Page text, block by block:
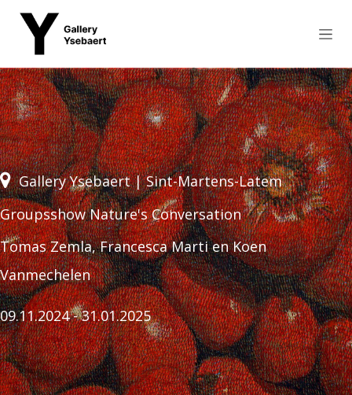
Gallery Ysebaert | Sint-Martens-Latem
Groupsshow Nature's Conversation
Tomas Zemla, Francesca Marti en Koen
Vanmechelen
09.11.2024 - 31.01.2025